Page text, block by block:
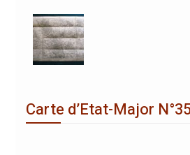
Carte d’Etat-Major